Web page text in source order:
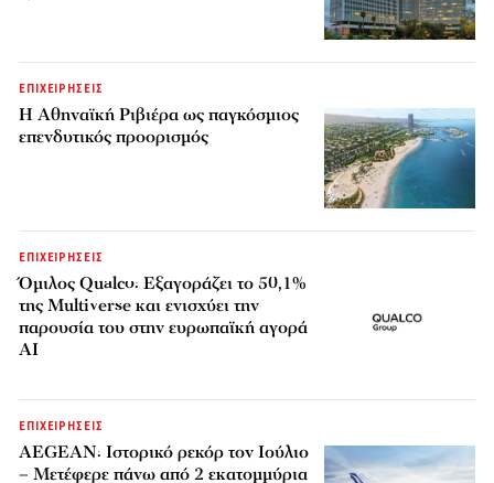
ΕΠΙΧΕΙΡΗΣΕΙΣ
Η Αθηναϊκή Ριβιέρα ως παγκόσμιος
επενδυτικός προορισμός
ΕΠΙΧΕΙΡΗΣΕΙΣ
Όμιλος Qualco: Εξαγοράζει το 50,1%
της Multiverse και ενισχύει την
παρουσία του στην ευρωπαϊκή αγορά
AI
ΕΠΙΧΕΙΡΗΣΕΙΣ
AEGEAN: Ιστορικό ρεκόρ τον Ιούλιο
– Μετέφερε πάνω από 2 εκατομμύρια